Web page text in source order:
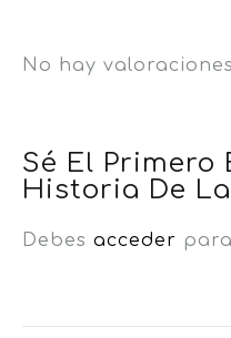
No hay
Sé El Primero
Historia De
Debes acceder